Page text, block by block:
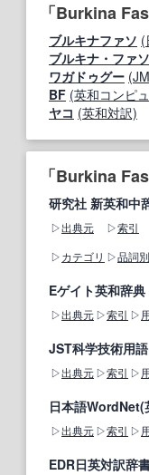
「Burkina
ブルキナファソ (
ブルキナ・ファソ
ワガドゥグー
BF (英和コンピ
ヤコ (英和対訳)
「Burkina
研究社 新英和中
出典元 索引
カテゴリ
品詞
Eゲイト英和辞典
出典元 索引
JST科学技術用
出典元 索引
日本語WordNet(
出典元 索引
EDR日英対訳辞